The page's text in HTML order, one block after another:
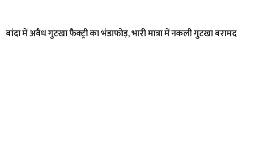
बांदा में अवैध गुटखा फैक्ट्री का भंडाफोड़, भारी मात्रा में नकली गुटखा बरामद